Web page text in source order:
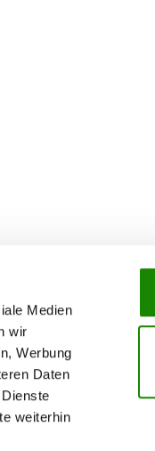
Medien
wir
Werbung
Daten
weiterhin